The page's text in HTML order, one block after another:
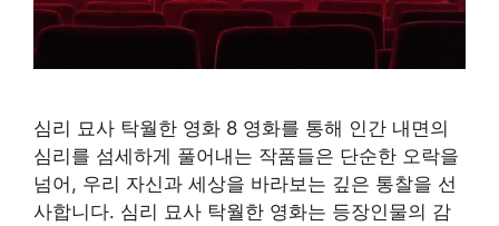
심리 묘사 탁월한 영화 8 영화를 통해 인간 내면의
심리를 섬세하게 풀어내는 작품들은 단순한 오락을
넘어, 우리 자신과 세상을 바라보는 깊은 통찰을 선
사합니다. 심리 묘사 탁월한 영화는 등장인물의 감